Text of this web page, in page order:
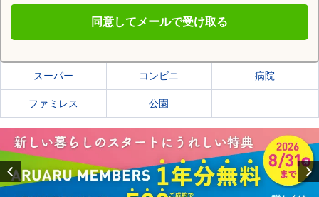
同意してメールで受け取る
塩竈市の施設一覧
スーパー コンビニ 病院
ファミレス 公園
Previous